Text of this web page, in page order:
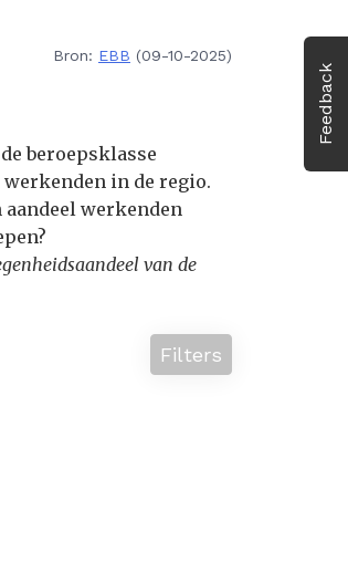
Feedback
Bron: EBB (09-10-2025)
beroepsklasse
in de regio.
werkenden
van de
Filters